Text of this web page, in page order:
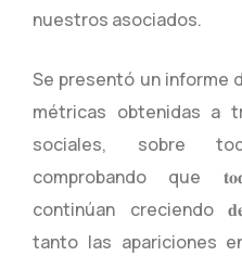
nuestros asociados.
Se presentó un informe
métricas obtenidas a
sociales, sobre
comprobando que
continúan creciendo 𝐝𝐞
tanto las apariciones